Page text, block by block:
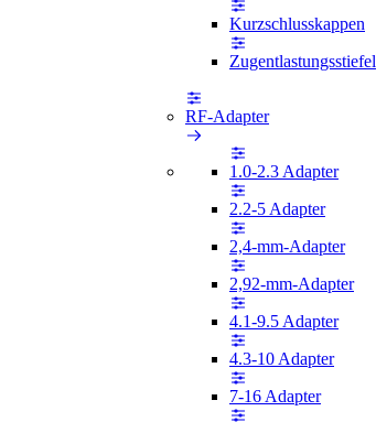
Kurzschlusskappen
Zugentlastungsstiefel
RF-Adapter
1.0-2.3 Adapter
2.2-5 Adapter
2,4-mm-Adapter
2,92-mm-Adapter
4.1-9.5 Adapter
4.3-10 Adapter
7-16 Adapter